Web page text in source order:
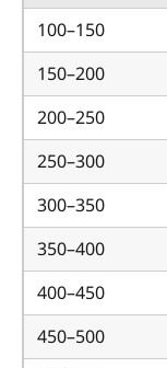
100–150
150–200
200–250
250–300
300–350
350–400
400–450
450–500